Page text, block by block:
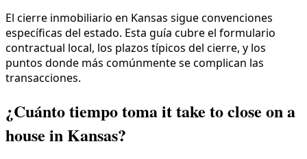
El cierre inmobiliario en Kansas sigue convenciones
específicas del estado. Esta guía cubre el formulario
contractual local, los plazos típicos del cierre, y los
puntos donde más comúnmente se complican las
transacciones.
¿Cuánto tiempo toma it take to close on a
house in Kansas?